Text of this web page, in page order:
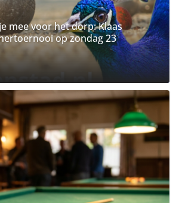
mee voor het dorp: Klaas
op zondag 23